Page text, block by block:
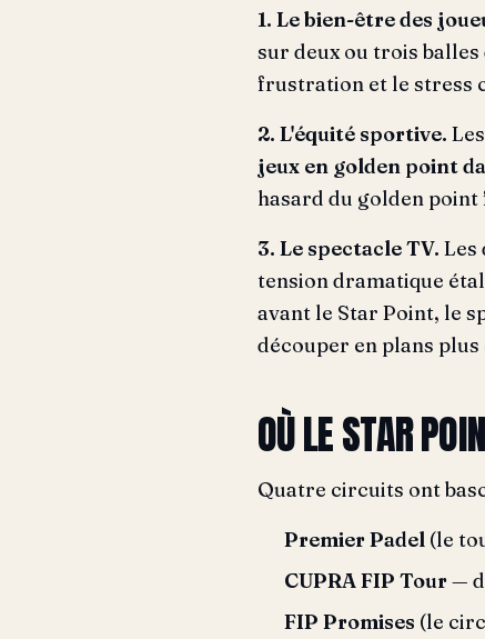
1. Le bien-être des
sur deux ou trois
frustration et le stress
2. L'équité sportive.
jeux en golden point
hasard du golden
3. Le spectacle TV. Les
tension dramatique
avant le Star Point, le
découper en plans
OÙ LE STAR
Quatre circuits ont
Premier Padel (le
CUPRA FIP Tour—
FIP Promises (le